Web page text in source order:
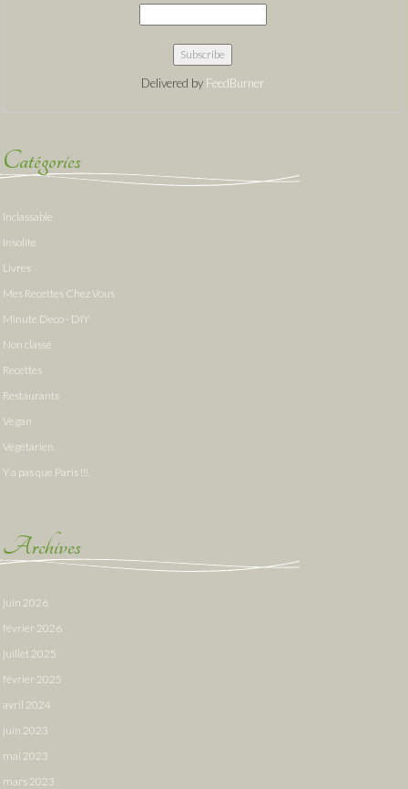
Delivered by FeedBurner
Catégories
Inclassable
Insolite
Livres
Mes Recettes Chez Vous
Minute Deco - DIY
Non classé
Recettes
Restaurants
Vegan
Végétarien
Y a pas que Paris !!!
Archives
juin 2026
février 2026
juillet 2025
février 2025
avril 2024
juin 2023
mai 2023
mars 2023